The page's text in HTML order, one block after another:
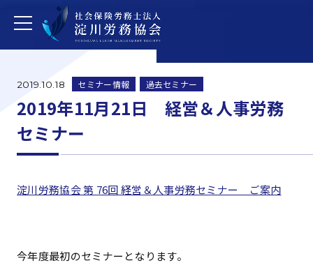
2019.10.18 セミナー情報 過去セミナー
2019年11月21日 経営＆人事労務
セミナー
淀川労務協会 第 76回 経営＆人事労務セミナー ご案内
今年度最初のセミナーとなります。